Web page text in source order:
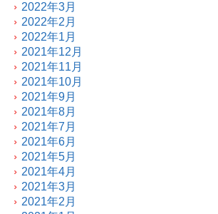
2022年3月
2022年2月
2022年1月
2021年12月
2021年11月
2021年10月
2021年9月
2021年8月
2021年7月
2021年6月
2021年5月
2021年4月
2021年3月
2021年2月